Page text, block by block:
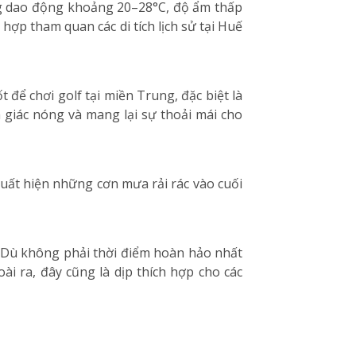
động khoảng 20–28°C, độ ẩm thấp
tham quan các di tích lịch sử tại Huế
để chơi golf tại miền Trung, đặc biệt là
nóng và mang lại sự thoải mái cho
hiện những cơn mưa rải rác vào cuối
không phải thời điểm hoàn hảo nhất
ra, đây cũng là dịp thích hợp cho các